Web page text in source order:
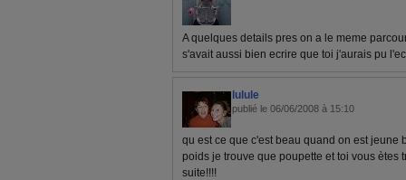
A quelques details pres on a le meme
s'avait aussi bien ecrire que toi j'aurais pu
lulule
publié le 06/06/2008 à 15:10
qu est ce que c'est beau quand on est jeune
poids je trouve que poupette et toi vous ètes
suite!!!!